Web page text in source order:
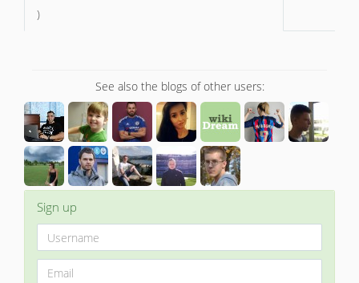
)
See also the blogs of other users:
Sign up